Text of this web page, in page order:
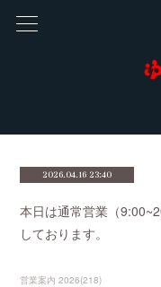
2026.04.16 23:40
本日は通常営業（
しております。
営業案内 2026(218)